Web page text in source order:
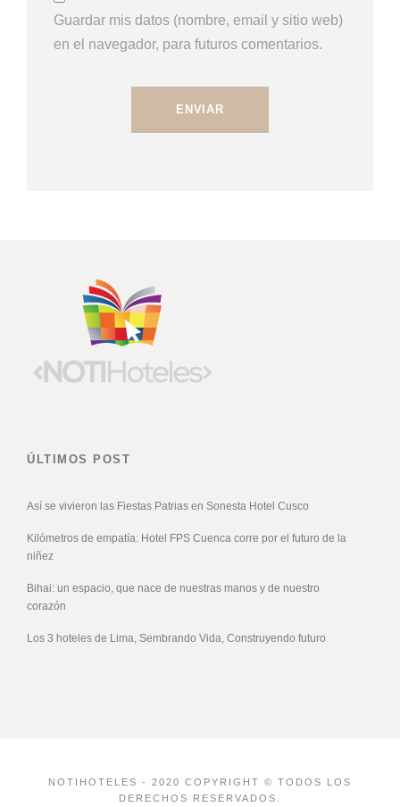
Guardar mis datos (nombre, email y sitio web)
en el navegador, para futuros comentarios.
ÚLTIMOS POST
Así se vivieron las Fiestas Patrias en Sonesta Hotel Cusco
Kilómetros de empatía: Hotel FPS Cuenca corre por el futuro de la
niñez
Bihai: un espacio, que nace de nuestras manos y de nuestro
corazón
Los 3 hoteles de Lima, Sembrando Vida, Construyendo futuro
NOTIHOTELES - 2020 COPYRIGHT © TODOS LOS
DERECHOS RESERVADOS.